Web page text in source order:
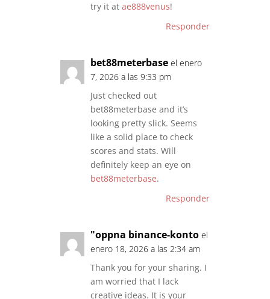
try it at ae888venus!
Responder
bet88meterbase el enero
7, 2026 a las 9:33 pm
Just checked out
bet88meterbase and it’s
looking pretty slick. Seems
like a solid place to check
scores and stats. Will
definitely keep an eye on
bet88meterbase.
Responder
"oppna binance-konto el
enero 18, 2026 a las 2:34 am
Thank you for your sharing. I
am worried that I lack
creative ideas. It is your